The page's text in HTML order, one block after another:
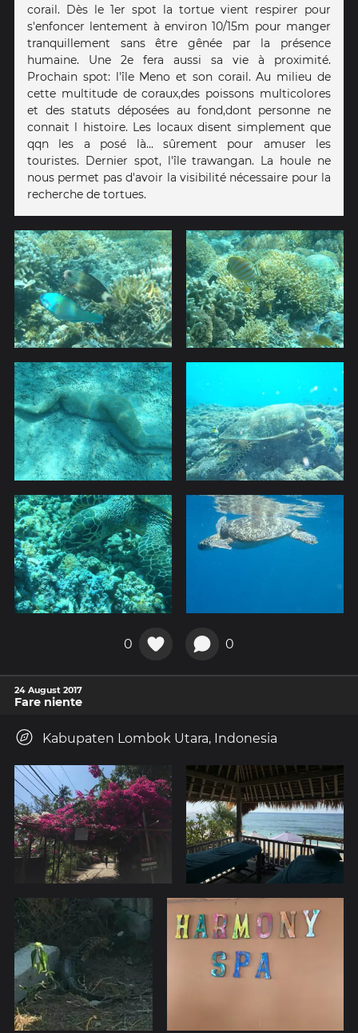
corail. Dès le 1er spot la tortue vient respirer pour
s'enfoncer lentement à environ 10/15m pour manger
tranquillement sans être gênée par la présence
humaine. Une 2e fera aussi sa vie à proximité.
Prochain spot: l'île Meno et son corail. Au milieu de
cette multitude de coraux,des poissons multicolores
et des statuts déposées au fond,dont personne ne
connait l histoire. Les locaux disent simplement que
qqn les a posé là... sûrement pour amuser les
touristes. Dernier spot, l'île trawangan. La houle ne
nous permet pas d'avoir la visibilité nécessaire pour la
recherche de tortues.
0 0
24 August 2017
Fare niente
Kabupaten Lombok Utara, Indonesia